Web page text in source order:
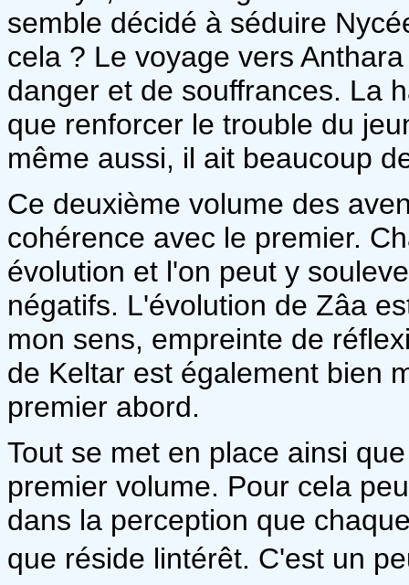
semble décidé à séduire
cela ? Le voyage vers
danger et de souffrances. La
que renforcer le trouble du
même aussi, il ait beaucoup
Ce deuxième volume des
cohérence avec le premier.
évolution et l'on peut y
négatifs. L'évolution de Zâa
mon sens, empreinte de
de Keltar est également bien
premier abord.
Tout se met en place ainsi
premier volume. Pour cela
dans la perception que
que réside lintérêt. C'est un